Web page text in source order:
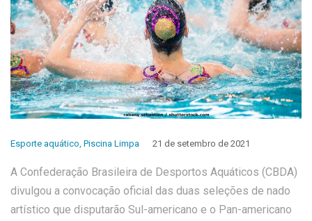
Esporte aquático, Piscina Limpa 21 de setembro de 2021
A Confederação Brasileira de Desportos Aquáticos (CBDA)
divulgou a convocação oficial das duas seleções de nado
artístico que disputarão Sul-americano e o Pan-americano